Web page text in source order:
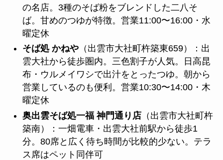
の名店。3種のそば粉をブレンドした二八そ
ば。甘めのつゆが特徴。営業11:00〜16:00・水
曜定休
そば処 かねや（出雲市大社町杵築東659）：出
雲大社から徒歩圏内。三色割子が人気。日高昆
布・ウルメイワシで出汁をとったつゆ。朝から
営業しているのも便利。営業10:30〜14:00・木
曜定休
奥出雲そば処一福 神門通り店（出雲市大社町杵
築南）：一畑電車・出雲大社前駅から徒歩1
分。80席と広く待ち時間が比較的少ない。テラ
ス席はペット同伴可